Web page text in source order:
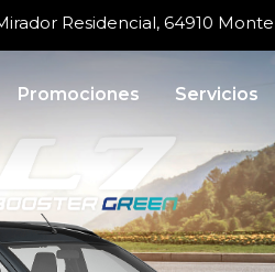
Residencial, 64910
Promociones Servicios